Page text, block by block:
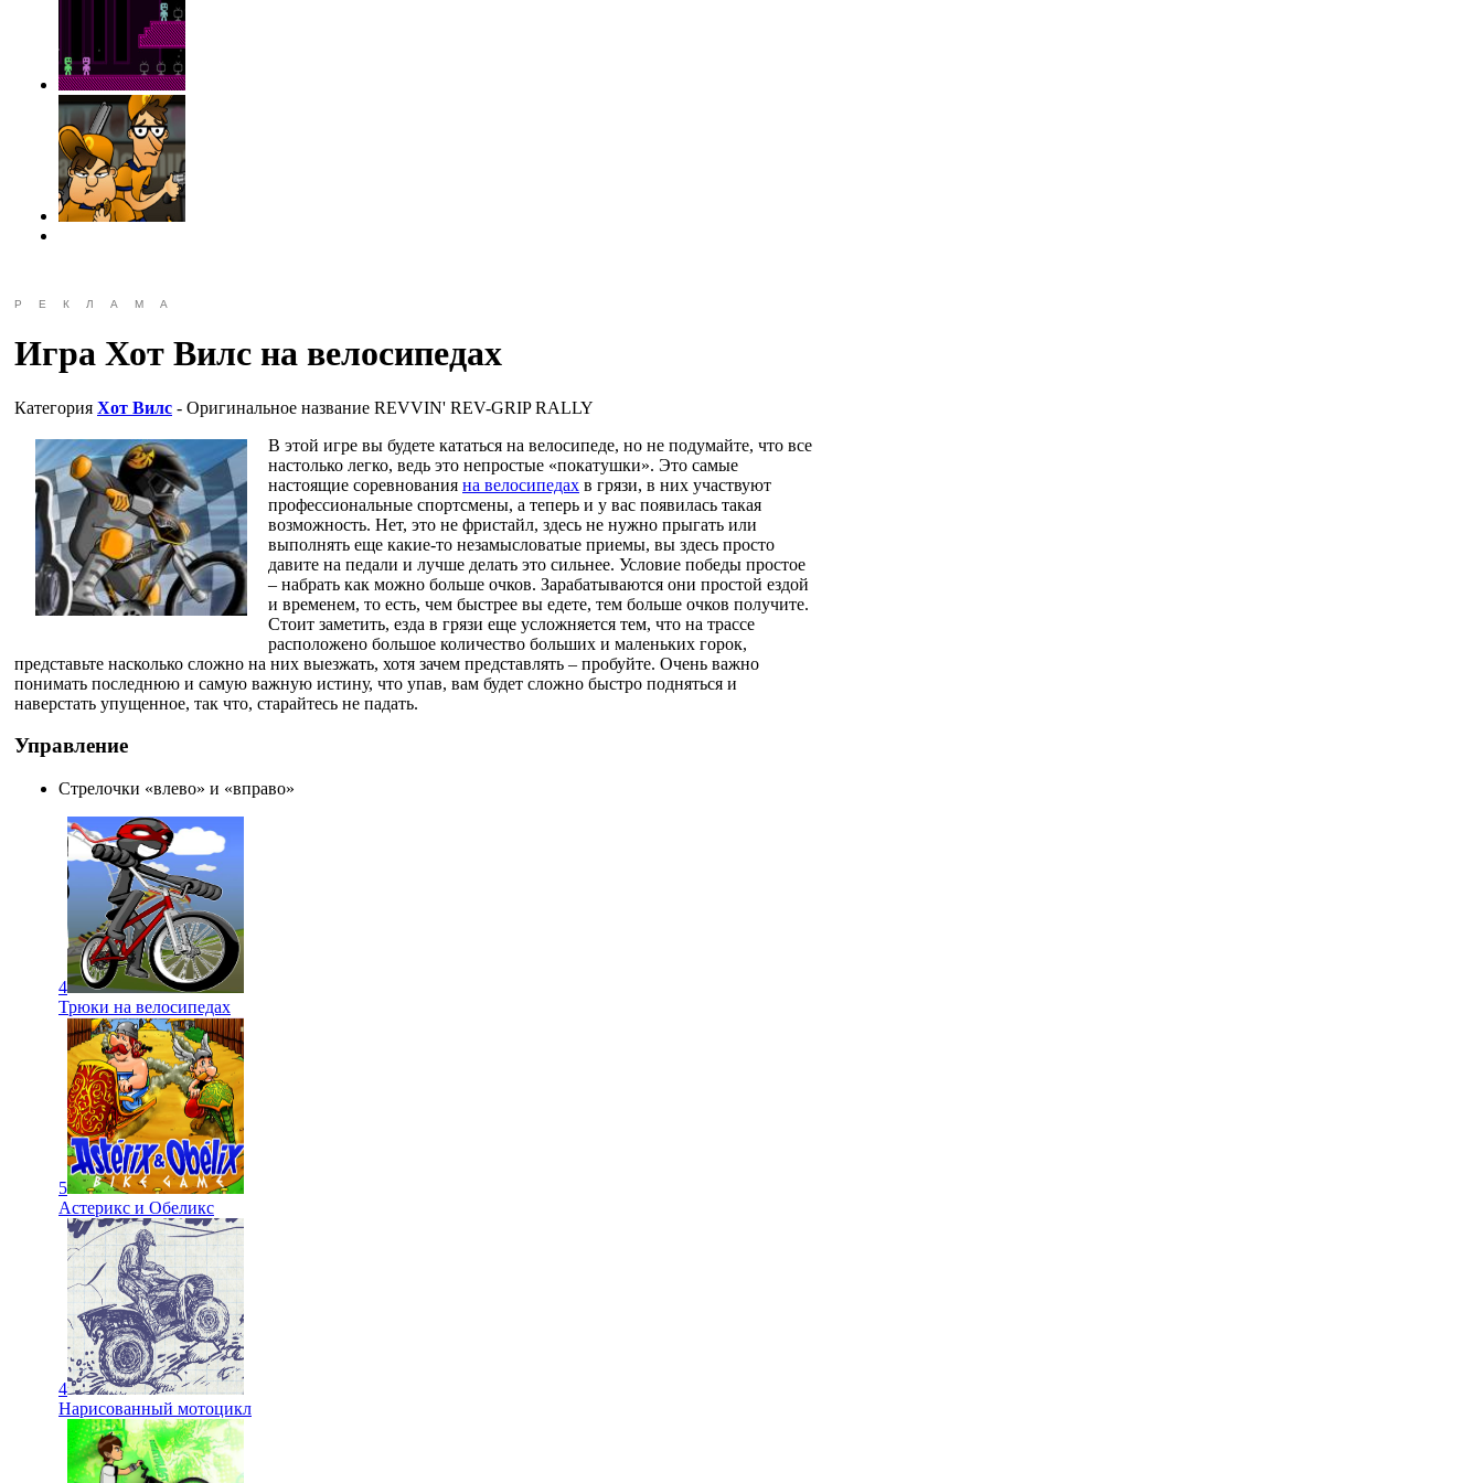
РЕКЛАМА
Игра Хот Вилс на велосипедах
Категория Хот Вилс - Оригинальное название REVVIN' REV-GRIP RALLY
В этой игре вы будете кататься на велосипеде, но не подумайте, что все
настолько легко, ведь это непростые «покатушки». Это самые
настоящие соревнования на велосипедах в грязи, в них участвуют
профессиональные спортсмены, а теперь и у вас появилась такая
возможность. Нет, это не фристайл, здесь не нужно прыгать или
выполнять еще какие-то незамысловатые приемы, вы здесь просто
давите на педали и лучше делать это сильнее. Условие победы простое
– набрать как можно больше очков. Зарабатываются они простой ездой
и временем, то есть, чем быстрее вы едете, тем больше очков получите.
Стоит заметить, езда в грязи еще усложняется тем, что на трассе
расположено большое количество больших и маленьких горок,
представьте насколько сложно на них выезжать, хотя зачем представлять – пробуйте. Очень важно
понимать последнюю и самую важную истину, что упав, вам будет сложно быстро подняться и
наверстать упущенное, так что, старайтесь не падать.
Управление
Стрелочки «влево» и «вправо»
4
Трюки на велосипедах
5
Астерикс и Обеликс
4
Нарисованный мотоцикл